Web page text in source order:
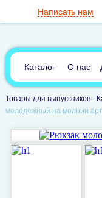
8(812)385-
8(905) 700-
По России звонок
бесплатный
(круглосуточно)
Написать нам
В сравнении:0
Каталог О нас
Товары для выпускников-
молодёжный на молнии